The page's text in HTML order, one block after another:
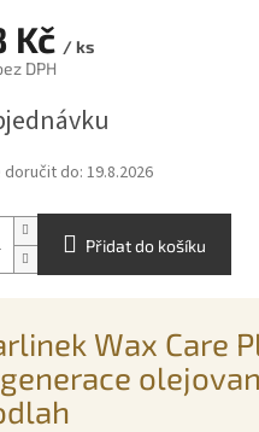
Kč / ks
DPH
doručit do:19.8.2026
Přidat do košíku
Wax Care